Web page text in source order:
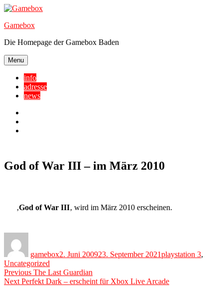
Skip
content
Gamebox
Die Homepage der Gamebox Baden
Menu
info
adresse
news
God of War III – im März 2010
‚God of War III‚ wird im März 2010 erscheinen.
gamebox2. Juni 200923. September 2021playstation 3,
Uncategorized
Beitragsnavigation
Previous Previous
post:
The Last Guardian
Next Next
Perfekt Dark – erscheint für Xbox Live Arcade